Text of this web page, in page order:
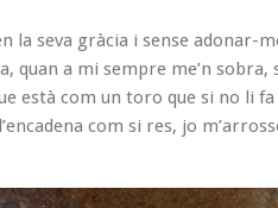
la seva gràcia i sense adonar-
quan a mi sempre me’n sobra,
està com un toro que si no li
com si res, jo